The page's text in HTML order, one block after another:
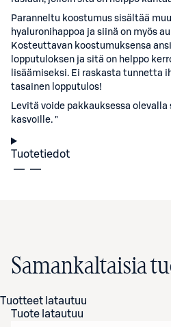
Paranneltu koostumus sisältää
hyaluronihappoa ja siinä on myös
Kosteuttavan koostumuksensa
lopputuloksen ja sitä on helppo
lisäämiseksi. Ei raskasta tunnetta
tasainen lopputulos!
Levitä voide pakkauksessa
kasvoille. "
Tuotetiedot
Samankaltaisia
Tuotteet latautuu
Tuote latautuu